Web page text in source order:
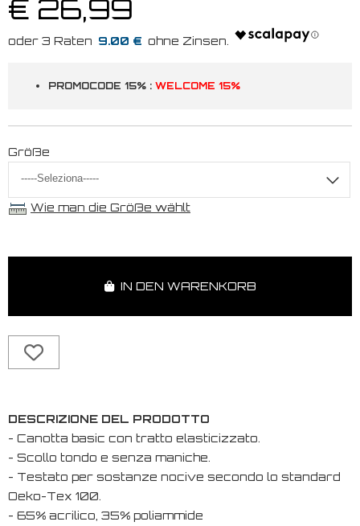
€ 26,99
9.00 €
PROMOCODE 15% : WELCOME 15%
Größe
Wie man die Größe wählt
IN DEN WARENKORB
DESCRIZIONE DEL PRODOTTO
- Canotta basic con tratto elasticizzato.
- Scollo tondo e senza maniche.
- Testato per sostanze nocive secondo lo standard
Oeko-Tex 100.
- 65% acrilico, 35% poliammide